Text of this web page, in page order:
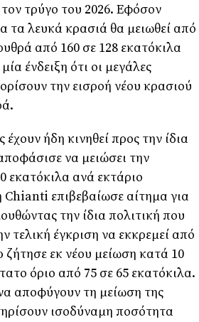
τρύγο του 2026. Εφόσον
τα λευκά κρασιά θα μειωθεί από
από 160 σε 128 εκατόκιλα
ένδειξη ότι οι μεγάλες
την εισροή νέου κρασιού
ήδη κινηθεί προς την ίδια
να μειώσει την
εκατόκιλα ανά εκτάριο
επιβεβαίωσε αίτημα για
την ίδια πολιτική που
τελική έγκριση να εκκρεμεί από
εκ νέου μείωση κατά 10
όριο από 75 σε 65 εκατόκιλα.
αποφύγουν τη μείωση της
ισοδύναμη ποσότητα